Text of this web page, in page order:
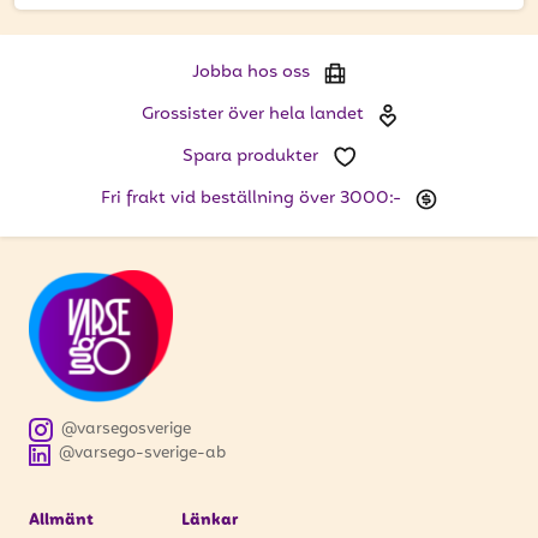
Ange din e-postadress nedan för att ta del av våra
nyheter och erbjudanden.
E-postadress
Jobba hos oss
Grossister över hela landet
Spara produkter
Fri frakt vid beställning över 3000:-
@varsego-sverige-ab
@varsegosverige
Allmänt
Länkar